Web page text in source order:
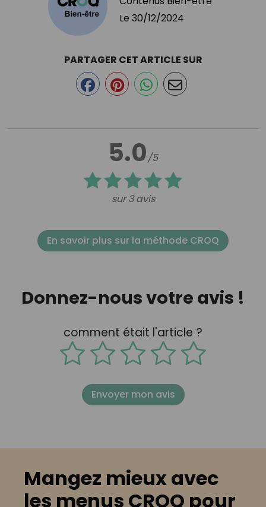
Le 30/12/2024
5.0/5
sur 3 avis
PARTAGER CET ARTICLE SUR
En savoir plus sur la méthode CROQ
Donnez-nous votre avis !
comment était l'article ?
Envoyer mon avis
Mangez mieux avec
les menus CROQ pour